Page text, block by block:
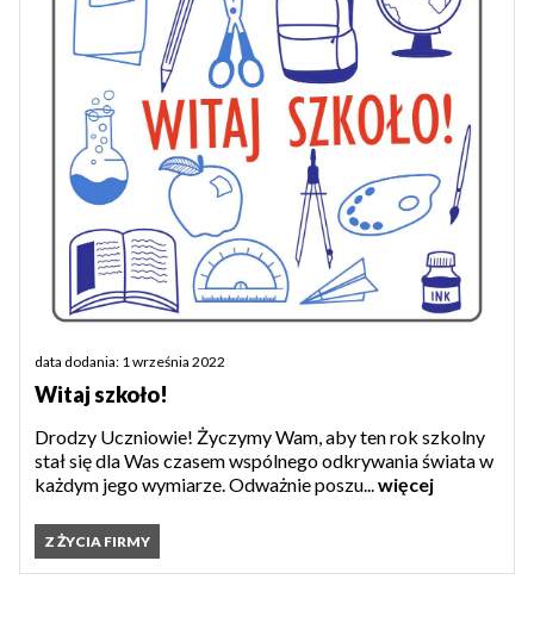
data dodania: 1 września 2022
Witaj szkoło!
Drodzy Uczniowie! Życzymy Wam, aby ten rok szkolny
stał się dla Was czasem wspólnego odkrywania świata w
każdym jego wymiarze. Odważnie poszu...więcej
Z ŻYCIA FIRMY